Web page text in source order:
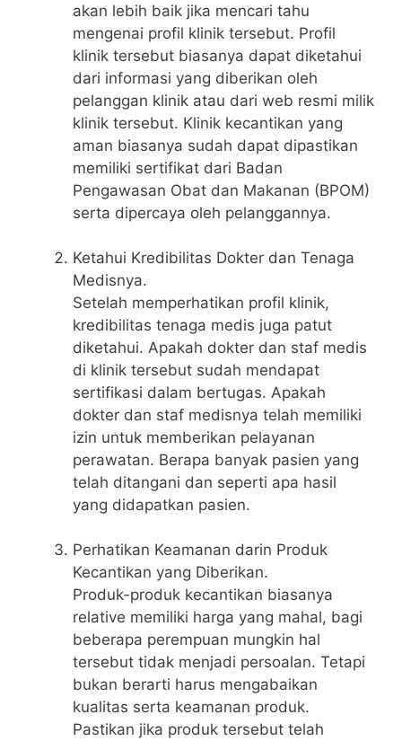
akan lebih baik jika mencari tahu
mengenai profil klinik tersebut. Profil
klinik tersebut biasanya dapat diketahui
dari informasi yang diberikan oleh
pelanggan klinik atau dari web resmi milik
klinik tersebut. Klinik kecantikan yang
aman biasanya sudah dapat dipastikan
memiliki sertifikat dari Badan
Pengawasan Obat dan Makanan (BPOM)
serta dipercaya oleh pelanggannya.
Ketahui Kredibilitas Dokter dan Tenaga
Medisnya.
Setelah memperhatikan profil klinik,
kredibilitas tenaga medis juga patut
diketahui. Apakah dokter dan staf medis
di klinik tersebut sudah mendapat
sertifikasi dalam bertugas. Apakah
dokter dan staf medisnya telah memiliki
izin untuk memberikan pelayanan
perawatan. Berapa banyak pasien yang
telah ditangani dan seperti apa hasil
yang didapatkan pasien.
Perhatikan Keamanan darin Produk
Kecantikan yang Diberikan.
Produk-produk kecantikan biasanya
relative memiliki harga yang mahal, bagi
beberapa perempuan mungkin hal
tersebut tidak menjadi persoalan. Tetapi
bukan berarti harus mengabaikan
kualitas serta keamanan produk.
Pastikan jika produk tersebut telah